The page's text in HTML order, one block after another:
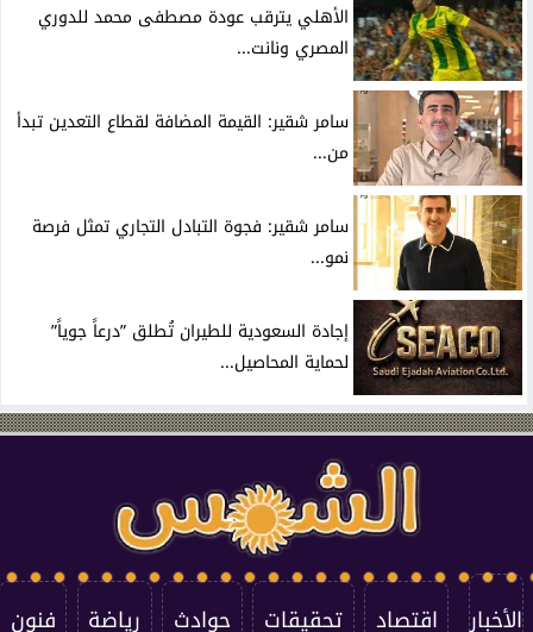
الأهلي يترقب عودة مصطفى محمد للدوري
المصري ونانت...
سامر شقير: القيمة المضافة لقطاع التعدين تبدأ
من...
سامر شقير: فجوة التبادل التجاري تمثل فرصة
نمو...
إجادة السعودية للطيران تُطلق ”درعاً جوياً”
لحماية المحاصيل...
الأخبار اقتصاد تحقيقات حوادث رياضة فنون